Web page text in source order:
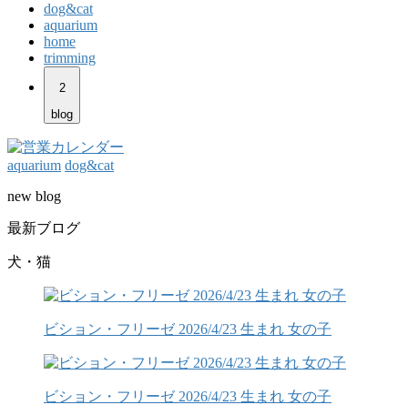
dog&cat
aquarium
home
trimming
2
blog
aquarium dog&cat
new blog
最新ブログ
犬・猫
ビション・フリーゼ 2026/4/23 生まれ 女の子
ビション・フリーゼ 2026/4/23 生まれ 女の子